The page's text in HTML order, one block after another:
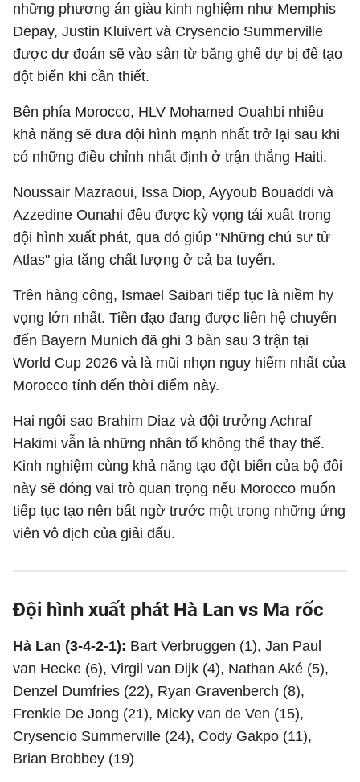
những phương án giàu kinh nghiệm như Memphis
Depay, Justin Kluivert và Crysencio Summerville
được dự đoán sẽ vào sân từ băng ghế dự bị để tạo
đột biến khi cần thiết.
Bên phía Morocco, HLV Mohamed Ouahbi nhiều
khả năng sẽ đưa đội hình mạnh nhất trở lại sau khi
có những điều chỉnh nhất định ở trận thắng Haiti.
Noussair Mazraoui, Issa Diop, Ayyoub Bouaddi và
Azzedine Ounahi đều được kỳ vọng tái xuất trong
đội hình xuất phát, qua đó giúp "Những chú sư tử
Atlas" gia tăng chất lượng ở cả ba tuyến.
Trên hàng công, Ismael Saibari tiếp tục là niềm hy
vọng lớn nhất. Tiền đạo đang được liên hệ chuyển
đến Bayern Munich đã ghi 3 bàn sau 3 trận tại
World Cup 2026 và là mũi nhọn nguy hiểm nhất của
Morocco tính đến thời điểm này.
Hai ngôi sao Brahim Diaz và đội trưởng Achraf
Hakimi vẫn là những nhân tố không thể thay thế.
Kinh nghiệm cùng khả năng tạo đột biến của bộ đôi
này sẽ đóng vai trò quan trọng nếu Morocco muốn
tiếp tục tạo nên bất ngờ trước một trong những ứng
viên vô địch của giải đấu.
Đội hình xuất phát Hà Lan vs Ma rốc
Hà Lan (3-4-2-1): Bart Verbruggen (1), Jan Paul
van Hecke (6), Virgil van Dijk (4), Nathan Aké (5),
Denzel Dumfries (22), Ryan Gravenberch (8),
Frenkie De Jong (21), Micky van de Ven (15),
Crysencio Summerville (24), Cody Gakpo (11),
Brian Brobbey (19)